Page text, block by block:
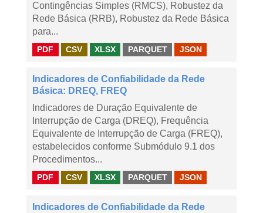
Contingências Simples (RMCS), Robustez da
Rede Básica (RRB), Robustez da Rede Básica
para...
PDF CSV XLSX PARQUET JSON
Indicadores de Confiabilidade da Rede
Básica: DREQ, FREQ
Indicadores de Duração Equivalente de
Interrupção de Carga (DREQ), Frequência
Equivalente de Interrupção de Carga (FREQ),
estabelecidos conforme Submódulo 9.1 dos
Procedimentos...
PDF CSV XLSX PARQUET JSON
Indicadores de Confiabilidade da Rede